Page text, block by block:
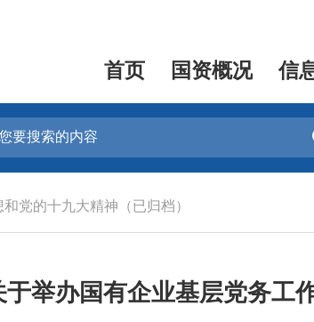
首页 国资概况 信
党的十九大精神（已归档）
举办国有企业基层党务工